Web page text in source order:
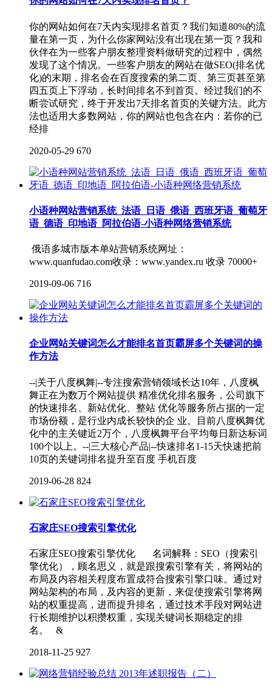
你的网站如何在7天内实现排名首页？我们知道80%的流
量在第一页，为什么你家网站没有出现在第一页？我和
伙伴在为一些客户朋友整理资料做研究的过程中，偶然
发现了这个情况。一些客户朋友的网站在做SEO(排名优
化)的末期，排名会在百度搜索的第二页、第三页甚至第
四五页上下浮动，长时间排名不到首页。经过我们的不
断尝试研究，终于开发出7天排名首页的关键方法。此方
法也适用大多数网站，你的网站也包含在内：若你的已
经排
2020-05-29 670
小语种网站营销系统_法语_日语_俄语_西班牙语_葡萄牙
语_德语_印地语_阿拉伯语-小语种网络营销系统
俄语多城市版本单站营销系统网址：
www.quanfudao.com收录：www.yandex.ru 收录 70000+
2019-09-06 716
企业网站关键词怎么才能排名首页霸屏多个关键词的操
作方法
--|关于八度枫舞|--专注搜索营销领域长达10年，八度枫
舞正在为数万个网站提供 精准优化排名服务，公司旗下
的快速排名、新站优化、整站 优化等服务所占据的一定
市场份额，是行业内成长较快的企 业。目前八度枫舞优
化中的主关键近2万个，八度枫舞平台平均每日新达标词
100个以上。--|三大核心产品|--快速排名1-15天快速把前
10页的关键词排名提升至百度 手机百度
2019-06-28 824
石家庄SEO搜索引擎优化
石家庄SEO搜索引擎优化 名词解释：SEO（搜索引
擎优化），顾名思义，就是跟搜索引擎有关，将网站的
布局及内容相关程度布置成符合搜索引擎口味。通过对
网站架构的布局，及内容的更新，来促使搜索引擎将网
站的权重提高，进而提升排名，通过技术手段对网站进
行长期维护以积攒权重，实现关键词长期稳定的排
名。 &
2018-11-25 927